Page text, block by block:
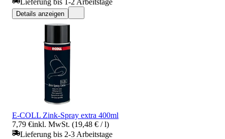
Details anzeigen
E-COLL Zink-Spray extra 400ml
7,79 €inkl. MwSt. (19,48 € / l)
Lieferung bis 2-3 Arbeitstage